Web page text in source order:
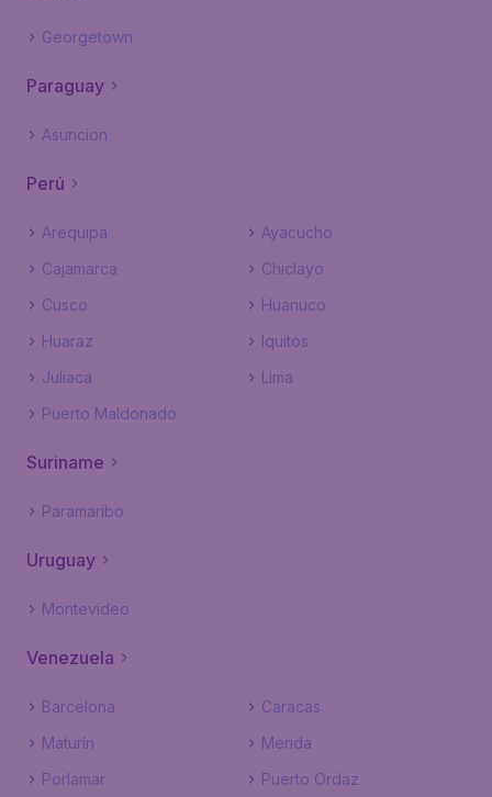
Georgetown
Paraguay
Asuncion
Perú
Arequipa
Ayacucho
Cajamarca
Chiclayo
Cusco
Huanuco
Huaraz
Iquitos
Juliaca
Lima
Puerto Maldonado
Suriname
Paramaribo
Uruguay
Montevideo
Venezuela
Barcelona
Caracas
Maturín
Merida
Porlamar
Puerto Ordaz